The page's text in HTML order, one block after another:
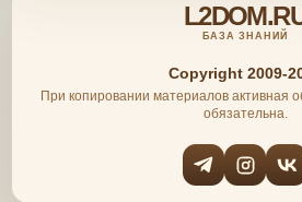
БАЗА ЗНАНИЙ
Copyright 2009-
При копировании материалов активная
обязательна.